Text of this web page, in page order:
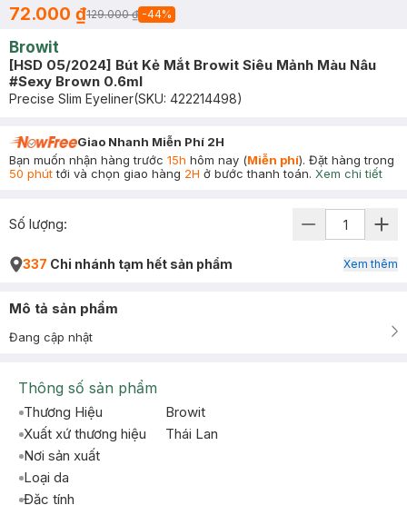
72.000 ₫129.000 ₫ -44%
Browit
[HSD 05/2024] Bút Kẻ Mắt Browit Siêu Mảnh Màu Nâu
#Sexy Brown 0.6ml
Precise Slim Eyeliner(SKU: 422214498)
Giao Nhanh Miễn Phí 2H
Bạn muốn nhận hàng trước 15h hôm nay (Miễn phí). Đặt hàng trong
50 phúttới và chọn giao hàng 2H ở bước thanh toán. Xem chi tiết
Số lượng:
337 Chi nhánh tạm hết sản phẩm Xem thêm
Mô tả sản phẩm
Đang cập nhật
Thông số sản phẩm
Thương Hiệu
Browit
Xuất xứ thương hiệu
Thái Lan
Nơi sản xuất
Loại da
Đặc tính